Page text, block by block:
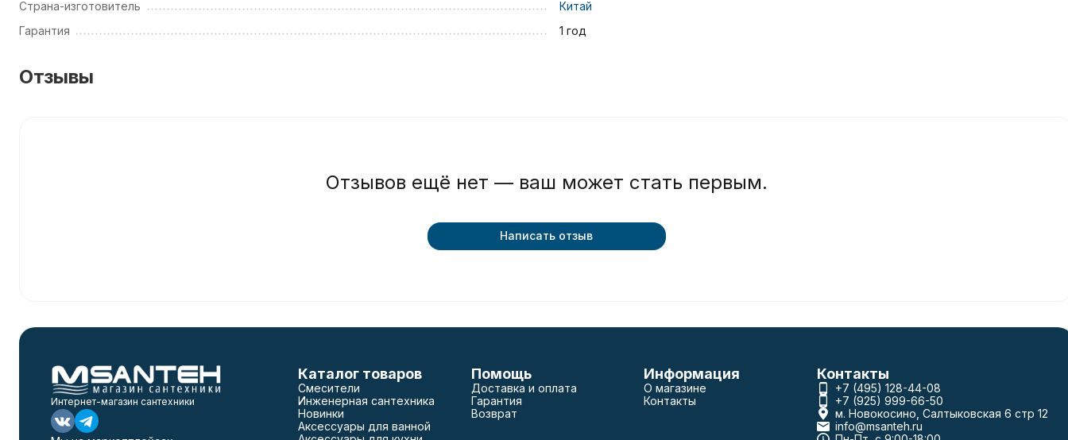
Страна-изготовитель
Китай
Гарантия
1 год
Отзывы
Отзывов ещё нет — ваш может стать первым.
Написать отзыв
Интернет-магазин сантехники
Каталог товаров
Смесители
Инженерная сантехника
Новинки
Аксессуары для ванной
Помощь
Доставка и оплата
Гарантия
Возврат
Информация
О магазине
Контакты
Контакты
+7 (495) 128-44-08
+7 (925) 999-66-50
м. Новокосино, Салтыковская 6 стр 12
info@msanteh.ru